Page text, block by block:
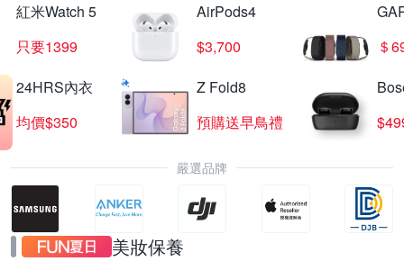
紅米Watch 5
只要1399
AirPods4
$3,700
＄
24HRS內衣
均價$350
Z Fold8
預購送早鳥禮
嚴選品牌
美妝保養